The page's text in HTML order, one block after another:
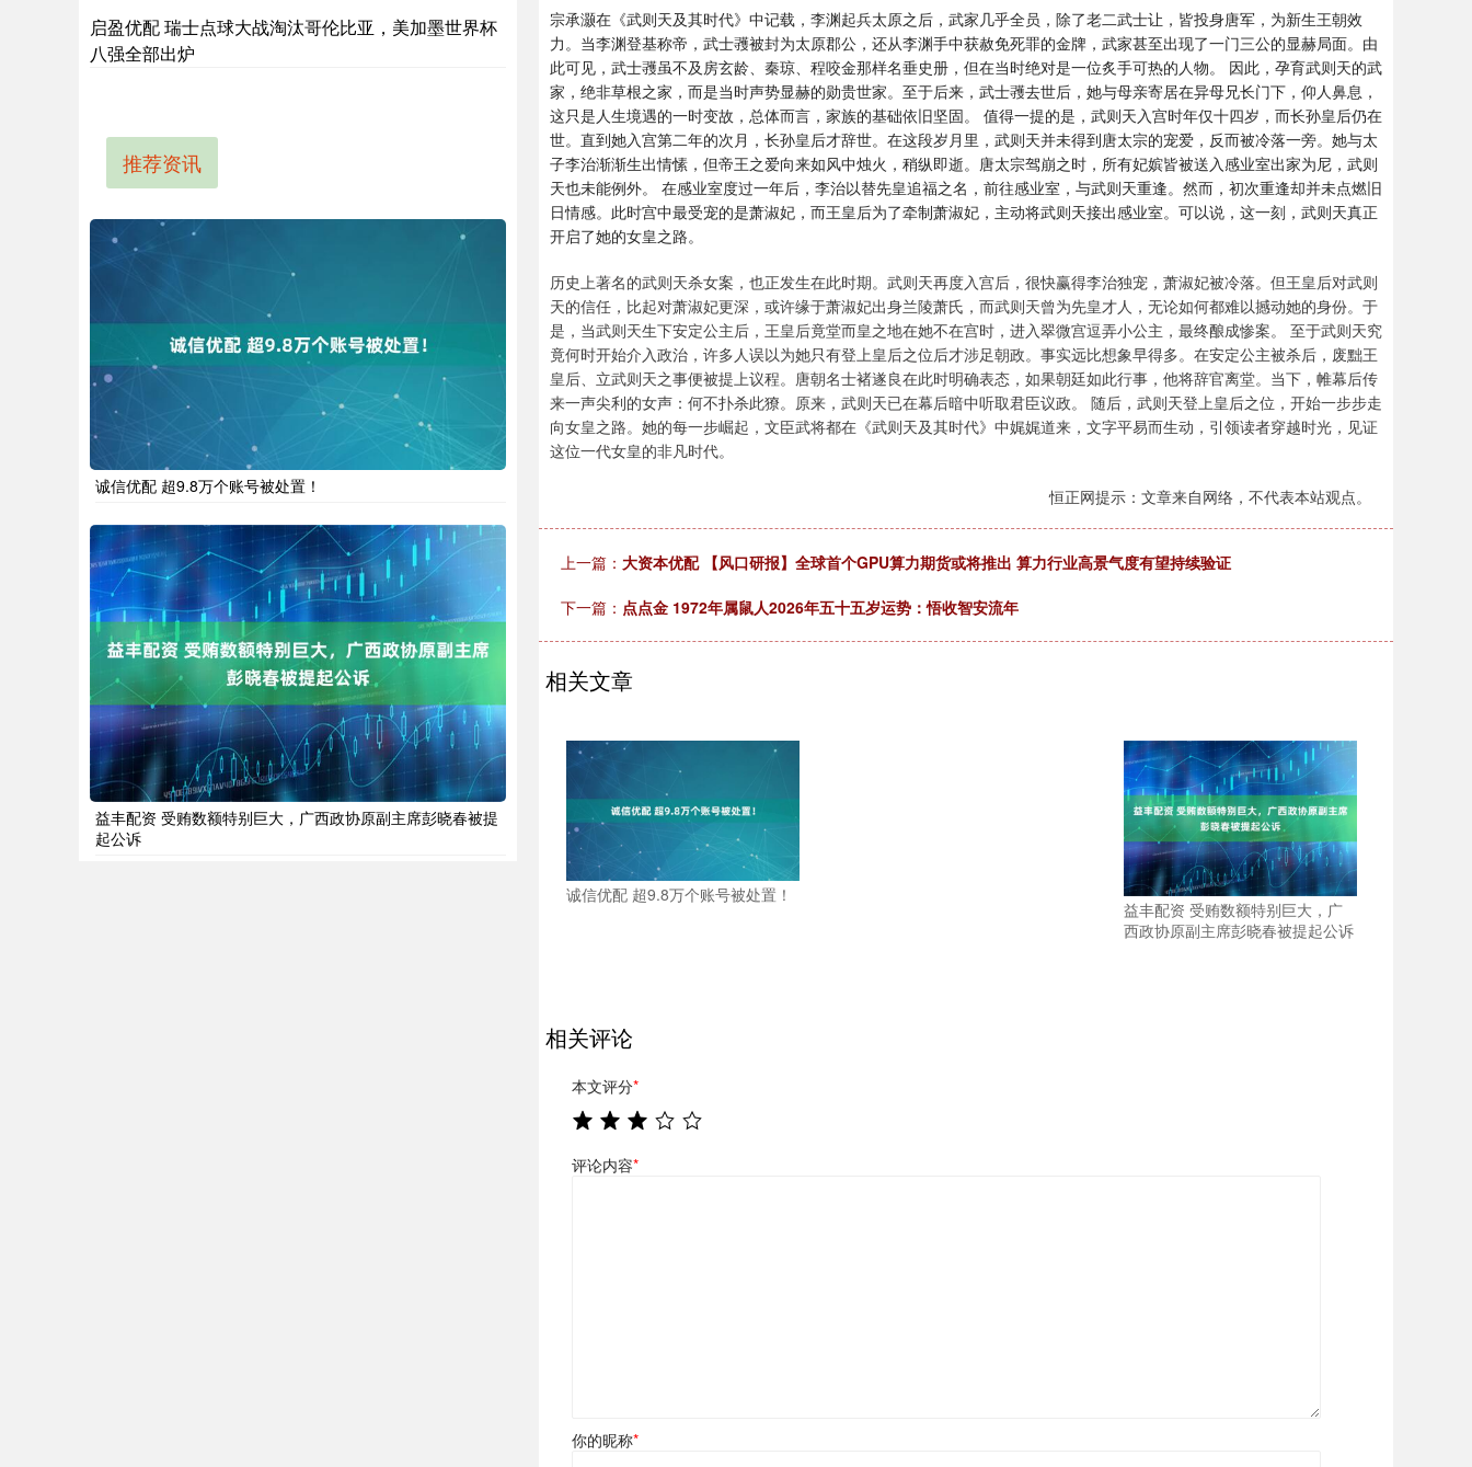
宗承灏在《武则天及其时代》中记载，李渊起兵太原之后，武家几乎全员，除了老二武士让，皆投身唐军，为新生王朝效
力。当李渊登基称帝，武士彟被封为太原郡公，还从李渊手中获赦免死罪的金牌，武家甚至出现了一门三公的显赫局面。由
此可见，武士彟虽不及房玄龄、秦琼、程咬金那样名垂史册，但在当时绝对是一位炙手可热的人物。 因此，孕育武则天的武
家，绝非草根之家，而是当时声势显赫的勋贵世家。至于后来，武士彟去世后，她与母亲寄居在异母兄长门下，仰人鼻息，
这只是人生境遇的一时变故，总体而言，家族的基础依旧坚固。 值得一提的是，武则天入宫时年仅十四岁，而长孙皇后仍在
世。直到她入宫第二年的次月，长孙皇后才辞世。在这段岁月里，武则天并未得到唐太宗的宠爱，反而被冷落一旁。她与太
子李治渐渐生出情愫，但帝王之爱向来如风中烛火，稍纵即逝。唐太宗驾崩之时，所有妃嫔皆被送入感业室出家为尼，武则
天也未能例外。 在感业室度过一年后，李治以替先皇追福之名，前往感业室，与武则天重逢。然而，初次重逢却并未点燃旧
日情感。此时宫中最受宠的是萧淑妃，而王皇后为了牵制萧淑妃，主动将武则天接出感业室。可以说，这一刻，武则天真正
开启了她的女皇之路。
历史上著名的武则天杀女案，也正发生在此时期。武则天再度入宫后，很快赢得李治独宠，萧淑妃被冷落。但王皇后对武则
天的信任，比起对萧淑妃更深，或许缘于萧淑妃出身兰陵萧氏，而武则天曾为先皇才人，无论如何都难以撼动她的身份。于
是，当武则天生下安定公主后，王皇后竟堂而皇之地在她不在宫时，进入翠微宫逗弄小公主，最终酿成惨案。 至于武则天究
竟何时开始介入政治，许多人误以为她只有登上皇后之位后才涉足朝政。事实远比想象早得多。在安定公主被杀后，废黜王
皇后、立武则天之事便被提上议程。唐朝名士褚遂良在此时明确表态，如果朝廷如此行事，他将辞官离堂。当下，帷幕后传
来一声尖利的女声：何不扑杀此獠。原来，武则天已在幕后暗中听取君臣议政。 随后，武则天登上皇后之位，开始一步步走
向女皇之路。她的每一步崛起，文臣武将都在《武则天及其时代》中娓娓道来，文字平易而生动，引领读者穿越时光，见证
这位一代女皇的非凡时代。
恒正网提示：文章来自网络，不代表本站观点。
上一篇： 大资本优配 【风口研报】全球首个GPU算力期货或将推出 算力行业高景气度有望持续验证
下一篇： 点点金 1972年属鼠人2026年五十五岁运势：悟收智安流年
相关文章
诚信优配 超9.8万个账号被处置！
益丰配资 受贿数额特别巨大，广
西政协原副主席彭晓春被提起公诉
相关评论
本文评分*
评论内容*
你的昵称*
启盈优配 瑞士点球大战淘汰哥伦比亚，美加墨世界杯
八强全部出炉
推荐资讯
诚信优配 超9.8万个账号被处置！
益丰配资 受贿数额特别巨大，广西政协原副主席彭晓春被提
起公诉